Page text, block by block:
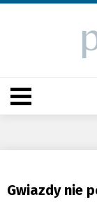
Gwiazdy nie